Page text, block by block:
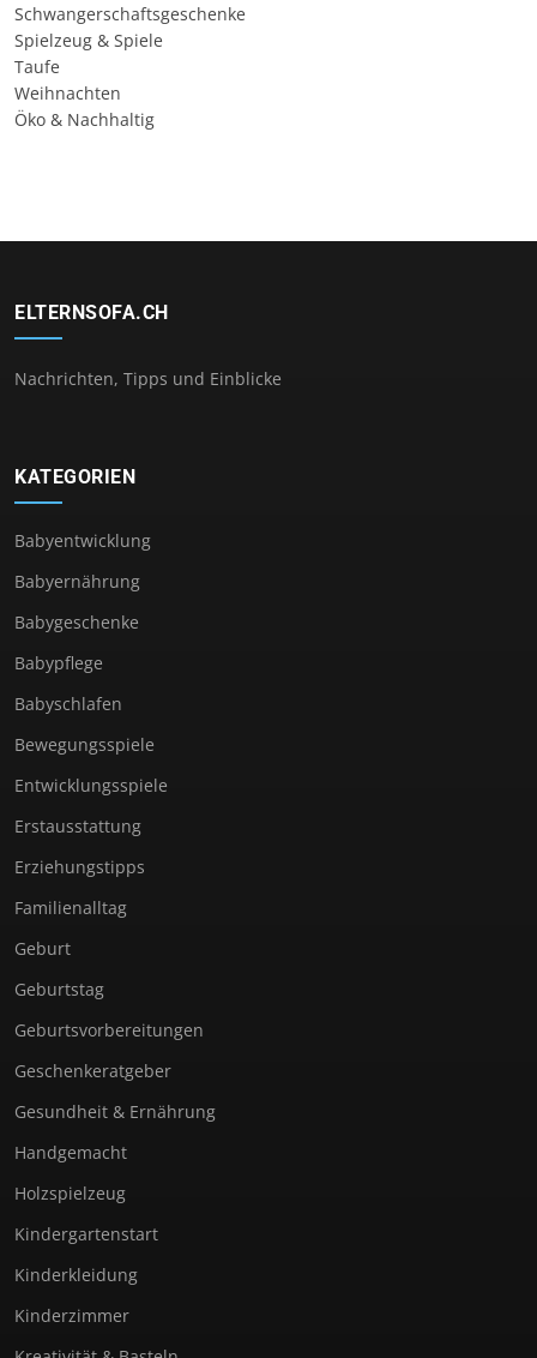
Schwangerschaftsgeschenke
Spielzeug & Spiele
Taufe
Weihnachten
Öko & Nachhaltig
ELTERNSOFA.CH
Nachrichten, Tipps und Einblicke
KATEGORIEN
Babyentwicklung
Babyernährung
Babygeschenke
Babypflege
Babyschlafen
Bewegungsspiele
Entwicklungsspiele
Erstausstattung
Erziehungstipps
Familienalltag
Geburt
Geburtstag
Geburtsvorbereitungen
Geschenkeratgeber
Gesundheit & Ernährung
Handgemacht
Holzspielzeug
Kindergartenstart
Kinderkleidung
Kinderzimmer